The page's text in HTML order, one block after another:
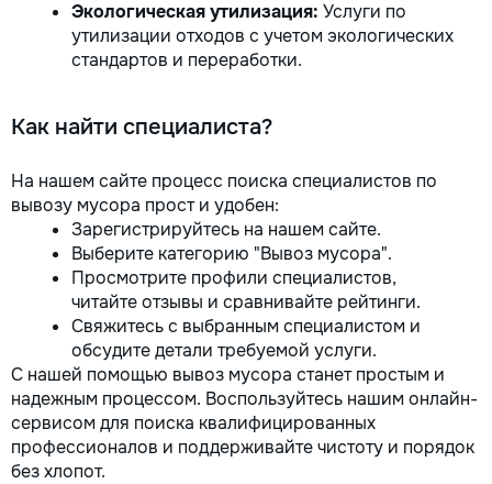
Экологическая утилизация: Услуги по
утилизации отходов с учетом экологических
стандартов и переработки.
Как найти специалиста?
На нашем сайте процесс поиска специалистов по
вывозу мусора прост и удобен:
Зарегистрируйтесь на нашем сайте.
Выберите категорию "Вывоз мусора".
Просмотрите профили специалистов,
читайте отзывы и сравнивайте рейтинги.
Свяжитесь с выбранным специалистом и
обсудите детали требуемой услуги.
С нашей помощью вывоз мусора станет простым и
надежным процессом. Воспользуйтесь нашим онлайн-
сервисом для поиска квалифицированных
профессионалов и поддерживайте чистоту и порядок
без хлопот.